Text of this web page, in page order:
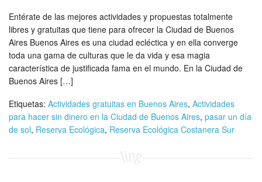
Entérate de las mejores actividades y propuestas totalmente
libres y gratuitas que tiene para ofrecer la Ciudad de Buenos
Aires Buenos Aires es una ciudad ecléctica y en ella converge
toda una gama de culturas que le da vida y esa magia
característica de justificada fama en el mundo. En la Ciudad de
Buenos Aires […]
Etiquetas: Actividades gratuitas en Buenos Aires, Actividades
para hacer sin dinero en la Ciudad de Buenos Aires, pasar un día
de sol, Reserva Ecológica, Reserva Ecológica Costanera Sur